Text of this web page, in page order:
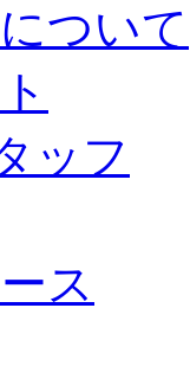
ついて
ッフ
ス